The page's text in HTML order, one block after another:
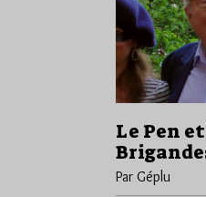
Le Pen
Par Géplu